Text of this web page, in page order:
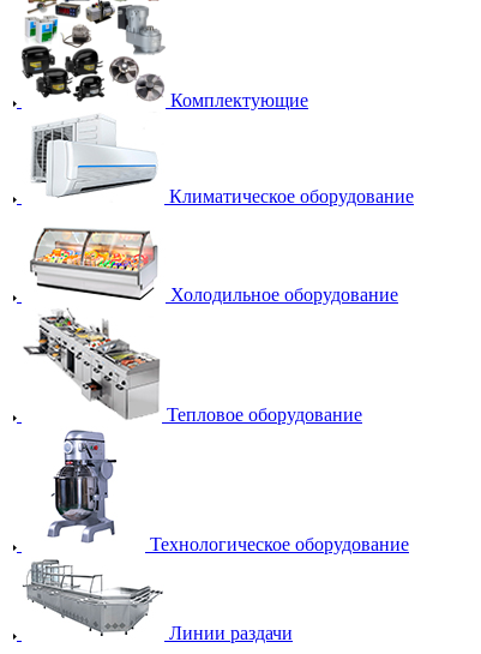
Комплектующие
Климатическое оборудование
Холодильное оборудование
Тепловое оборудование
Технологическое оборудование
Линии раздачи